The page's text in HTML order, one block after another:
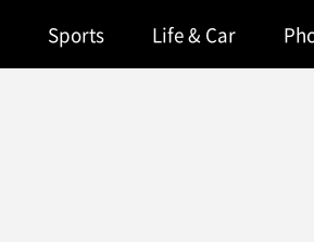
Sports Life & Car